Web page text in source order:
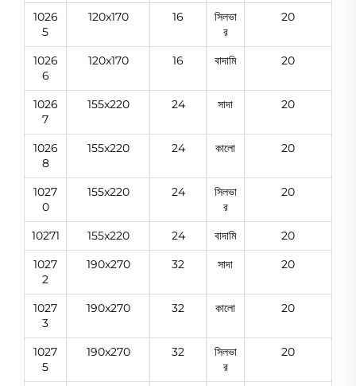
1026
5
120x170 16
সিলভা
র
20
1026
6
120x170 16 বাদামি 20
1026
7
155x220 24 সাদা 20
1026
8
155x220 24 কালো 20
1027
0
155x220 24
সিলভা
র
20
10271 155x220 24 বাদামি
20
1027
2
190x270 32 সাদা 20
1027
3
190x270 32 কালো 20
1027
5
190x270 32
সিলভা
র
20